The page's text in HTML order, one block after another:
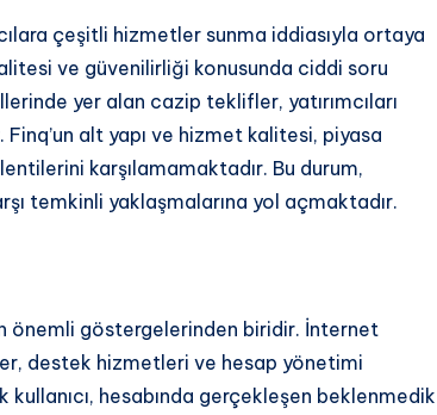
çeşitli hizmetler sunma iddiasıyla ortaya
ve güvenilirliği konusunda ciddi soru
yer alan cazip teklifler, yatırımcıları
alt yapı ve hizmet kalitesi, piyasa
karşılamamaktadır. Bu durum,
temkinli yaklaşmalarına yol açmaktadır.
önemli göstergelerinden biridir. İnternet
destek hizmetleri ve hesap yönetimi
kullanıcı, hesabında gerçekleşen beklenmedik